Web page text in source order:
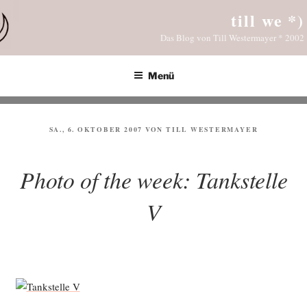
Inhalt
springen
till we *)
Das Blog von Till Westermayer * 2002
Menü
VERÖFFENTLICHT
SA., 6. OKTOBER 2007 VON TILL WESTERMAYER
Photo of the week: Tankstelle
V